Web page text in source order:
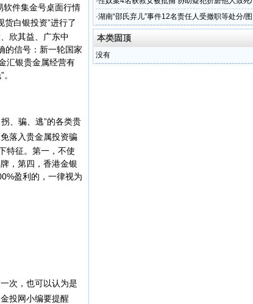
件集金号桌面行情
白银投资”进行了
欣其益、广东中
的信号：新一轮国家
汇银贵金属经营有
、骗、逃”的各类贵
落入贵金属投资骗
特征。 第一，不使
，第四，香港金银
盈利的，一律视为
次，也可以认为是
投网小编要提醒
图
·湖南“邵氏弃儿”事件12名责任人受撤职等处分/图
本类固顶
没有